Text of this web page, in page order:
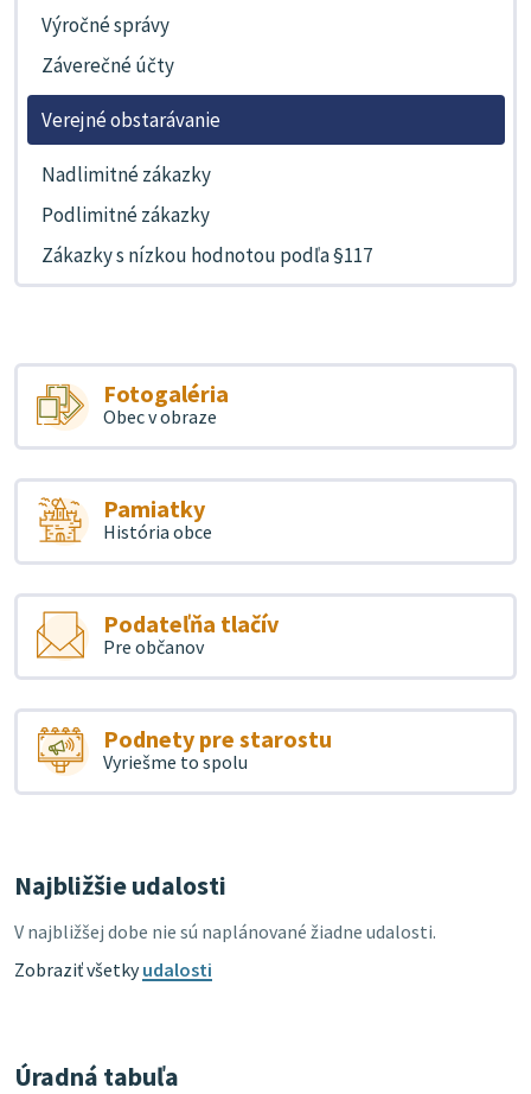
Výročné správy
Záverečné účty
Verejné obstarávanie
Nadlimitné zákazky
Podlimitné zákazky
Zákazky s nízkou hodnotou podľa §117
Fotogaléria
Obec v obraze
Pamiatky
História obce
Podateľňa tlačív
Pre občanov
Podnety pre starostu
Vyriešme to spolu
Najbližšie udalosti
V najbližšej dobe nie sú naplánované žiadne udalosti.
Zobraziť všetkyudalosti
Úradná tabuľa